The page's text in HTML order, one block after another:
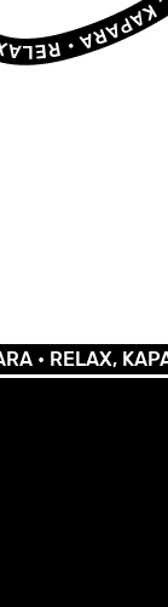
KAPARA •